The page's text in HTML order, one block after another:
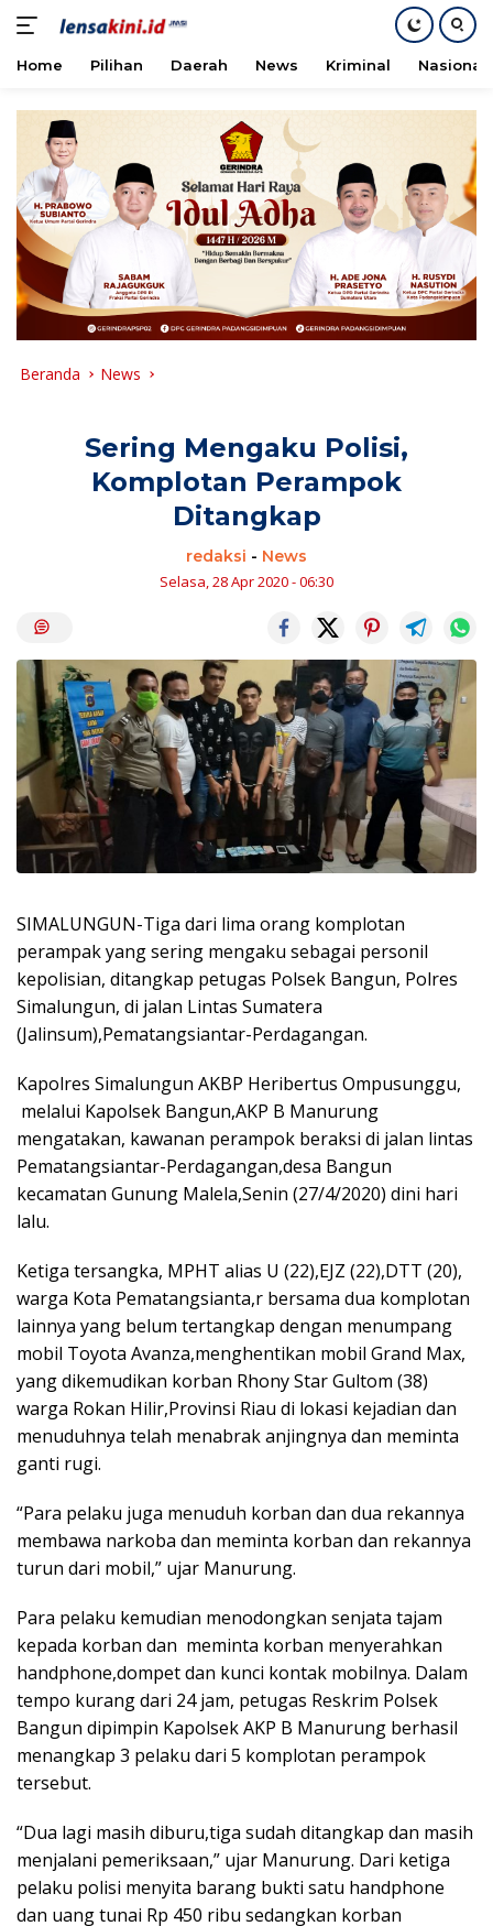
konten
Home Pilihan Daerah News Kriminal Nasional
Beranda News
Sering Mengaku Polisi,
Komplotan Perampok
Ditangkap
redaksi - News
Selasa, 28 Apr 2020 - 06:30
SIMALUNGUN-Tiga dari lima orang komplotan
perampak yang sering mengaku sebagai personil
kepolisian, ditangkap petugas Polsek Bangun, Polres
Simalungun, di jalan Lintas Sumatera
(Jalinsum),Pematangsiantar-Perdagangan.
Kapolres Simalungun AKBP Heribertus Ompusunggu,
melalui Kapolsek Bangun,AKP B Manurung
mengatakan, kawanan perampok beraksi di jalan lintas
Pematangsiantar-Perdagangan,desa Bangun
kecamatan Gunung Malela,Senin (27/4/2020) dini hari
lalu.
Ketiga tersangka, MPHT alias U (22),EJZ (22),DTT (20),
warga Kota Pematangsianta,r bersama dua komplotan
lainnya yang belum tertangkap dengan menumpang
mobil Toyota Avanza,menghentikan mobil Grand Max,
yang dikemudikan korban Rhony Star Gultom (38)
warga Rokan Hilir,Provinsi Riau di lokasi kejadian dan
menuduhnya telah menabrak anjingnya dan meminta
ganti rugi.
“Para pelaku juga menuduh korban dan dua rekannya
membawa narkoba dan meminta korban dan rekannya
turun dari mobil,” ujar Manurung.
Para pelaku kemudian menodongkan senjata tajam
kepada korban dan meminta korban menyerahkan
handphone,dompet dan kunci kontak mobilnya. Dalam
tempo kurang dari 24 jam, petugas Reskrim Polsek
Bangun dipimpin Kapolsek AKP B Manurung berhasil
menangkap 3 pelaku dari 5 komplotan perampok
tersebut.
“Dua lagi masih diburu,tiga sudah ditangkap dan masih
menjalani pemeriksaan,” ujar Manurung. Dari ketiga
pelaku polisi menyita barang bukti satu handphone
dan uang tunai Rp 450 ribu sedangkan korban